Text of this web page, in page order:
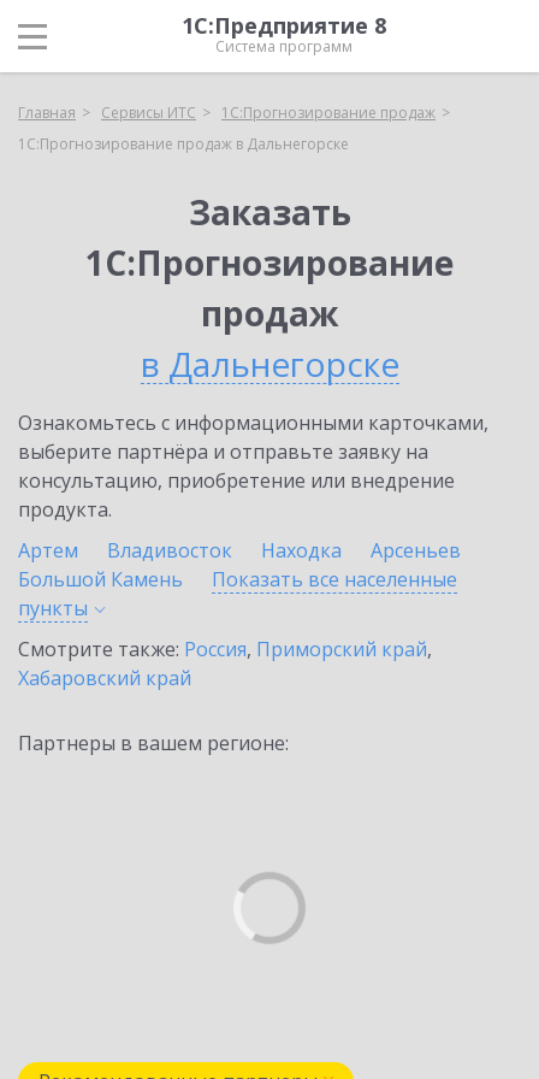
1С:Предприятие 8
Система программ
Главная Сервисы ИТС
1С:Прогнозирование продаж
1С:Прогнозирование продаж в Дальнегорске
Заказать
1С:Прогнозирование
продаж
в Дальнегорске
Ознакомьтесь с информационными карточками,
выберите партнёра и отправьте заявку на
консультацию, приобретение или внедрение
продукта.
Артем
Владивосток Находка
Арсеньев
Большой Камень
Показать все населенные
пункты
Смотрите также: Россия, Приморский край,
Хабаровский край
Партнеры в вашем регионе: